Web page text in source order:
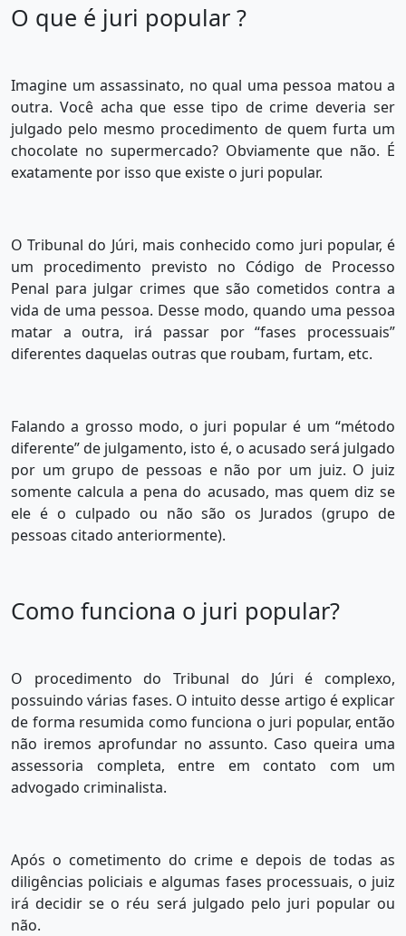
O que é juri popular ?
Imagine um assassinato, no qual uma pessoa matou a
outra. Você acha que esse tipo de crime deveria ser
julgado pelo mesmo procedimento de quem furta um
chocolate no supermercado? Obviamente que não. É
exatamente por isso que existe o juri popular.
O Tribunal do Júri, mais conhecido como juri popular, é
um procedimento previsto no Código de Processo
Penal para julgar crimes que são cometidos contra a
vida de uma pessoa. Desse modo, quando uma pessoa
matar a outra, irá passar por “fases processuais”
diferentes daquelas outras que roubam, furtam, etc.
Falando a grosso modo, o juri popular é um “método
diferente” de julgamento, isto é, o acusado será julgado
por um grupo de pessoas e não por um juiz. O juiz
somente calcula a pena do acusado, mas quem diz se
ele é o culpado ou não são os Jurados (grupo de
pessoas citado anteriormente).
Como funciona o juri popular?
O procedimento do Tribunal do Júri é complexo,
possuindo várias fases. O intuito desse artigo é explicar
de forma resumida como funciona o juri popular, então
não iremos aprofundar no assunto. Caso queira uma
assessoria completa, entre em contato com um
advogado criminalista.
Após o cometimento do crime e depois de todas as
diligências policiais e algumas fases processuais, o juiz
irá decidir se o réu será julgado pelo juri popular ou
não.